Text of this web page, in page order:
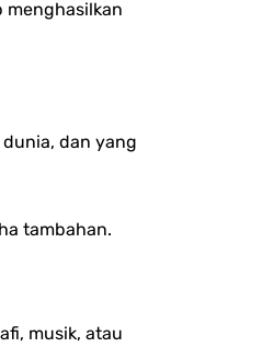
menghasilkan
dan yang
tambahan.
musik, atau